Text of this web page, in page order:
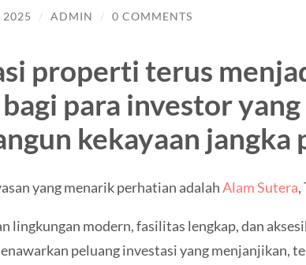
2025 / ADMIN / 0 COMMENTS
properti terus
para investor
kekayaan jangka
yang menarik perhatian adalahAlam Sutera,
lingkungan modern, fasilitas lengkap, dan
peluang investasi yang menjanjikan,